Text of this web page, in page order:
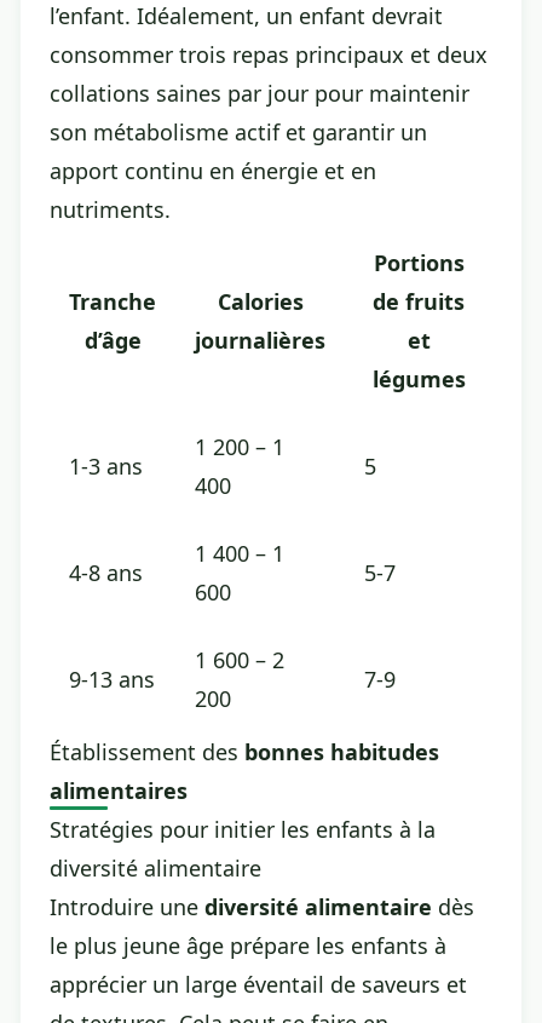
l’enfant. Idéalement, un enfant devrait
consommer trois repas principaux et deux
collations saines par jour pour maintenir
son métabolisme actif et garantir un
apport continu en énergie et en
nutriments.
Tranche
d’âge
Calories
journalières
Portions
de fruits
et
légumes
1-3 ans
1 200 – 1
400
5
4-8 ans
1 400 – 1
600
5-7
9-13 ans
1 600 – 2
200
7-9
Établissement des bonnes habitudes
alimentaires
Stratégies pour initier les enfants à la
diversité alimentaire
Introduire une diversité alimentaire dès
le plus jeune âge prépare les enfants à
apprécier un large éventail de saveurs et